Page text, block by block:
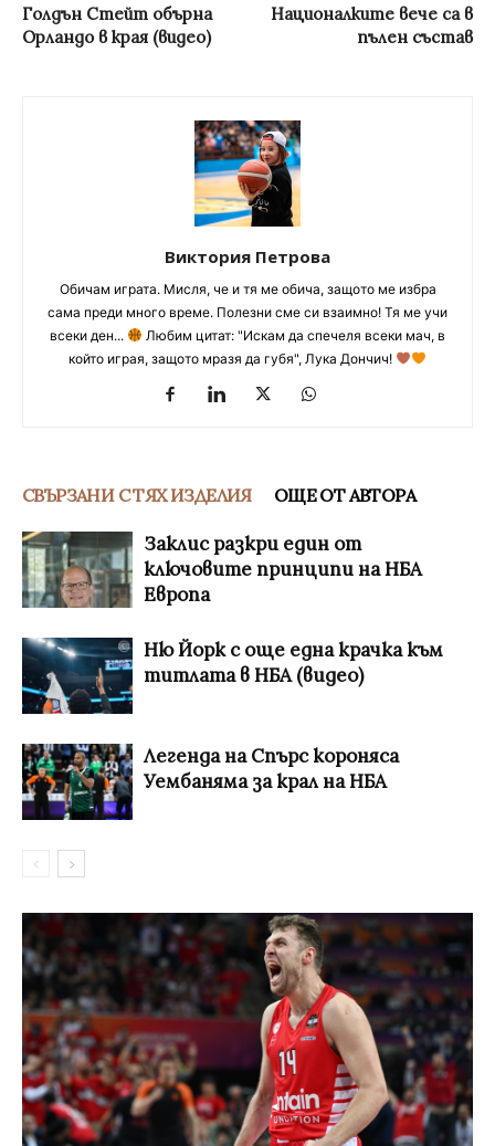
Голдън Стейт обърна
Орландо в края (видео)
Националките вече са в
пълен състав
Виктория Петрова
Обичам играта. Мисля, че и тя ме обича, защото ме избра
сама преди много време. Полезни сме си взаимно! Тя ме учи
всеки ден...
Любим цитат: "Искам да спечеля всеки мач, в
който играя, защото мразя да губя", Лука Дончич!
СВЪРЗАНИ С ТЯХ ИЗДЕЛИЯ ОЩЕ ОТ АВТОРА
Заклис разкри един от
ключовите принципи на НБА
Европа
Ню Йорк с още една крачка към
титлата в НБА (видео)
Легенда на Спърс короняса
Уембаняма за крал на НБА